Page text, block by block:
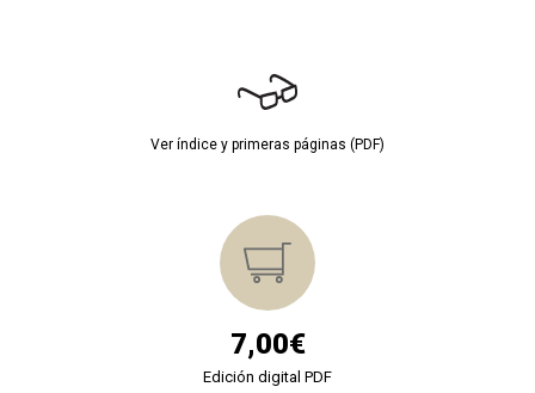
Ver índice y primeras páginas (PDF)
7,00€
Edición digital PDF